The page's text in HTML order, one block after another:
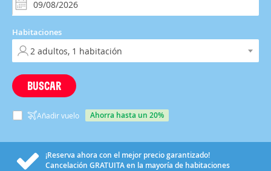
Habitaciones
BUSCAR
Añadir vuelo ahorra hasta un 20%
¡Reserva ahora con el mejor precio garantizado!
Cancelación GRATUITAen la mayoría de habitaciones